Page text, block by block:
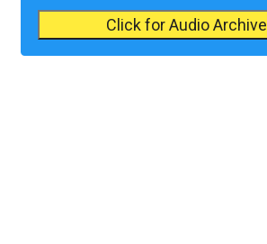
Click for Audio Archive